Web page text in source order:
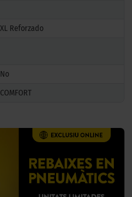
XL Reforzado
No
COMFORT